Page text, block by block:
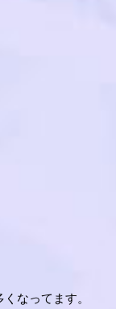
なってます。